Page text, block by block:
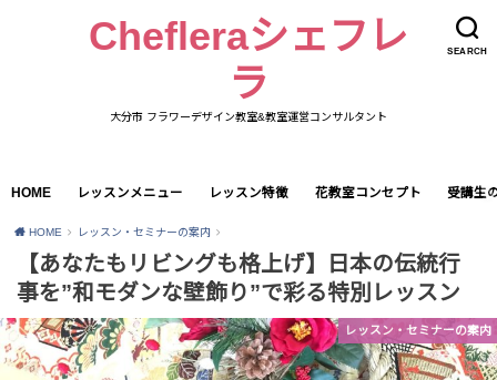
SEARCH
Chefleraシェフレ
ラ
大分市 フラワーデザイン教室&教室運営コンサルタント
HOME レッスンメニュー レッスン特徴 花教室コンセプト 受講生
HOME レッスン・セミナーの案内
【あなたもリビングも格上げ】日本の伝統行
事を”和モダンな壁飾り”で彩る特別レッスン
レッスン・セミナーの案内